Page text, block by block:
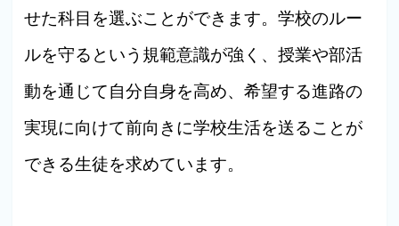
せた科目を選ぶことができます。学校のルー
ルを守るという規範意識が強く、授業や部活
動を通じて自分自身を高め、希望する進路の
実現に向けて前向きに学校生活を送ることが
できる生徒を求めています。